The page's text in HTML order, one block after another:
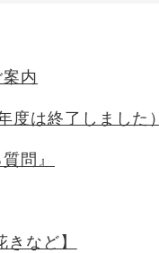
内
度は終了しました）
問』
など】